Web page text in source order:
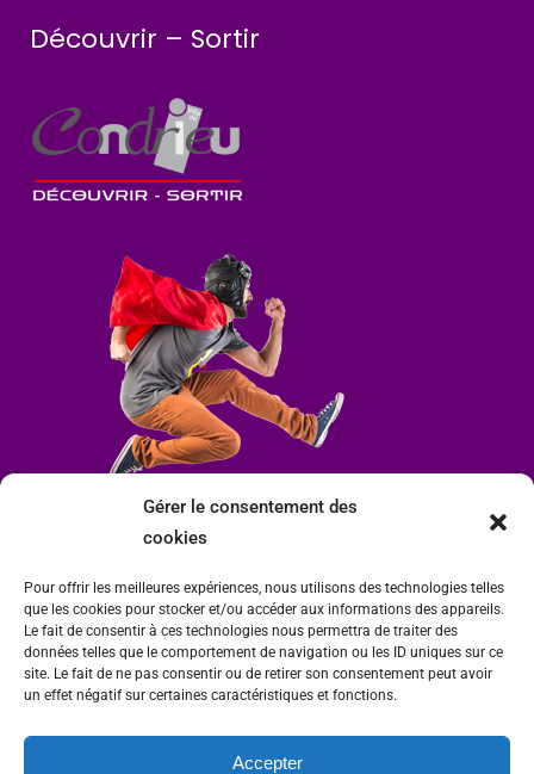
Gérer le consentement des
cookies
Pour offrir les meilleures expériences, nous utilisons des technologies telles
que les cookies pour stocker et/ou accéder aux informations des appareils.
Le fait de consentir à ces technologies nous permettra de traiter des
données telles que le comportement de navigation ou les ID uniques sur ce
site. Le fait de ne pas consentir ou de retirer son consentement peut avoir
un effet négatif sur certaines caractéristiques et fonctions.
Accepter
Découvrir – Sortir